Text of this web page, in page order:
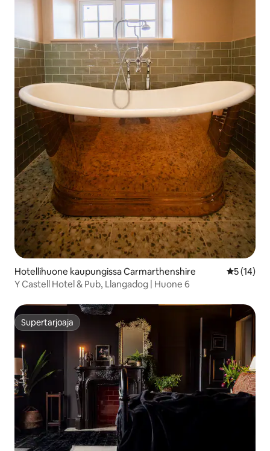
Hotellihuone kaupungissa Carmarthenshire
5 (14)
Y Castell Hotel & Pub, Llangadog | Huone 6
Supertarjoaja
Supertarjoaja